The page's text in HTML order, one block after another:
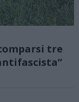
tre